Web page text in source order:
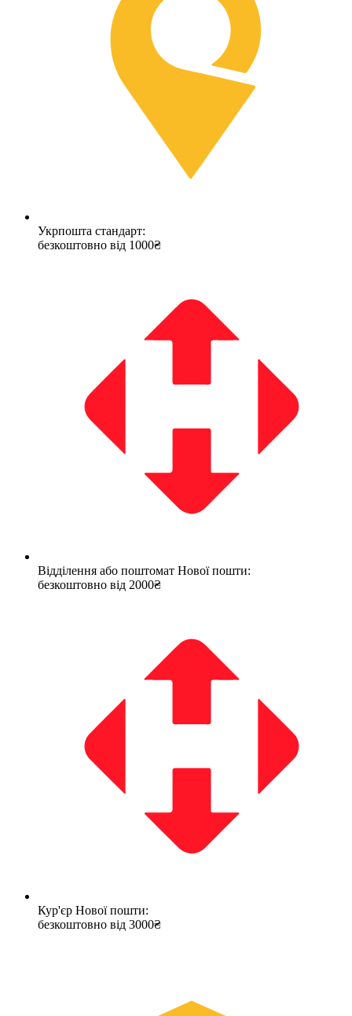
Укрпошта стандарт:
безкоштовно від 1000₴
Відділення або поштомат Нової пошти:
безкоштовно від 2000₴
Кур'єр Нової пошти:
безкоштовно від 3000₴